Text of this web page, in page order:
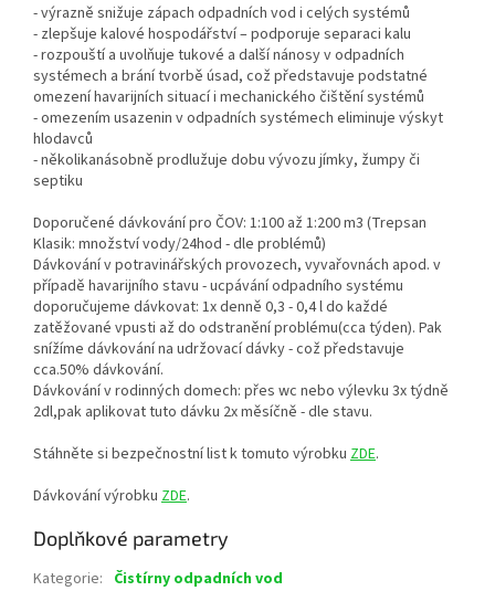
- výrazně snižuje zápach odpadních vod i celých systémů
- zlepšuje kalové hospodářství – podporuje separaci kalu
- rozpouští a uvolňuje tukové a další nánosy v odpadních
systémech a brání tvorbě úsad, což představuje podstatné
omezení havarijních situací i mechanického čištění systémů
- omezením usazenin v odpadních systémech eliminuje výskyt
hlodavců
- několikanásobně prodlužuje dobu vývozu jímky, žumpy či
septiku
Doporučené dávkování pro ČOV: 1:100 až 1:200 m3 (Trepsan
Klasik: množství vody/24hod - dle problémů)
Dávkování v potravinářských provozech, vyvařovnách apod. v
případě havarijního stavu - ucpávání odpadního systému
doporučujeme dávkovat: 1x denně 0,3 - 0,4 l do každé
zatěžované vpusti až do odstranění problému(cca týden). Pak
snížíme dávkování na udržovací dávky - což představuje
cca.50% dávkování.
Dávkování v rodinných domech: přes wc nebo výlevku 3x týdně
2dl,pak aplikovat tuto dávku 2x měsíčně - dle stavu.
Stáhněte si bezpečnostní list k tomuto výrobku ZDE.
Dávkování výrobku ZDE.
Doplňkové parametry
Kategorie: Čistírny odpadních vod